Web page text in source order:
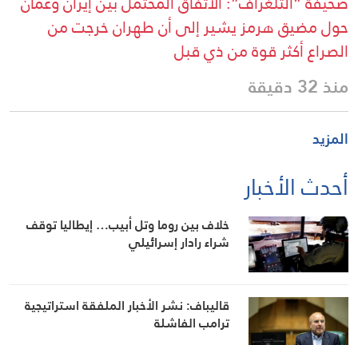
حول مضيق هرمز يشير إلى أن طهران خرجت من
الصراع أكثر قوة من ذي قبل
منذ 32 دقيقة
المزيد
أحدث الأخبار
خلاف بين روما وتل أبيب… إيطاليا توقف
شراء رادار إسرائيلي
قاليباف: نشر الأخبار الملفقة استراتيجية
ترامب الفاشلة